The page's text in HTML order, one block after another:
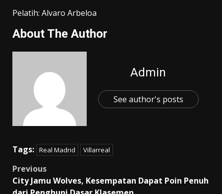
Pelatih: Alvaro Arbeloa
About The Author
Admin
See author's posts
Tags: Real Madrid Villarreal
Post
Previous
City Jamu Wolves, Kesempatan Dapat Poin Penuh